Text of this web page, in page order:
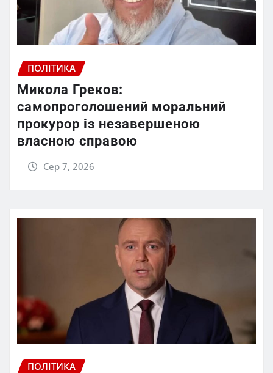
ПОЛІТИКА
Микола Греков:
самопроголошений моральний
прокурор із незавершеною
власною справою
Сер 7, 2026
ПОЛІТИКА